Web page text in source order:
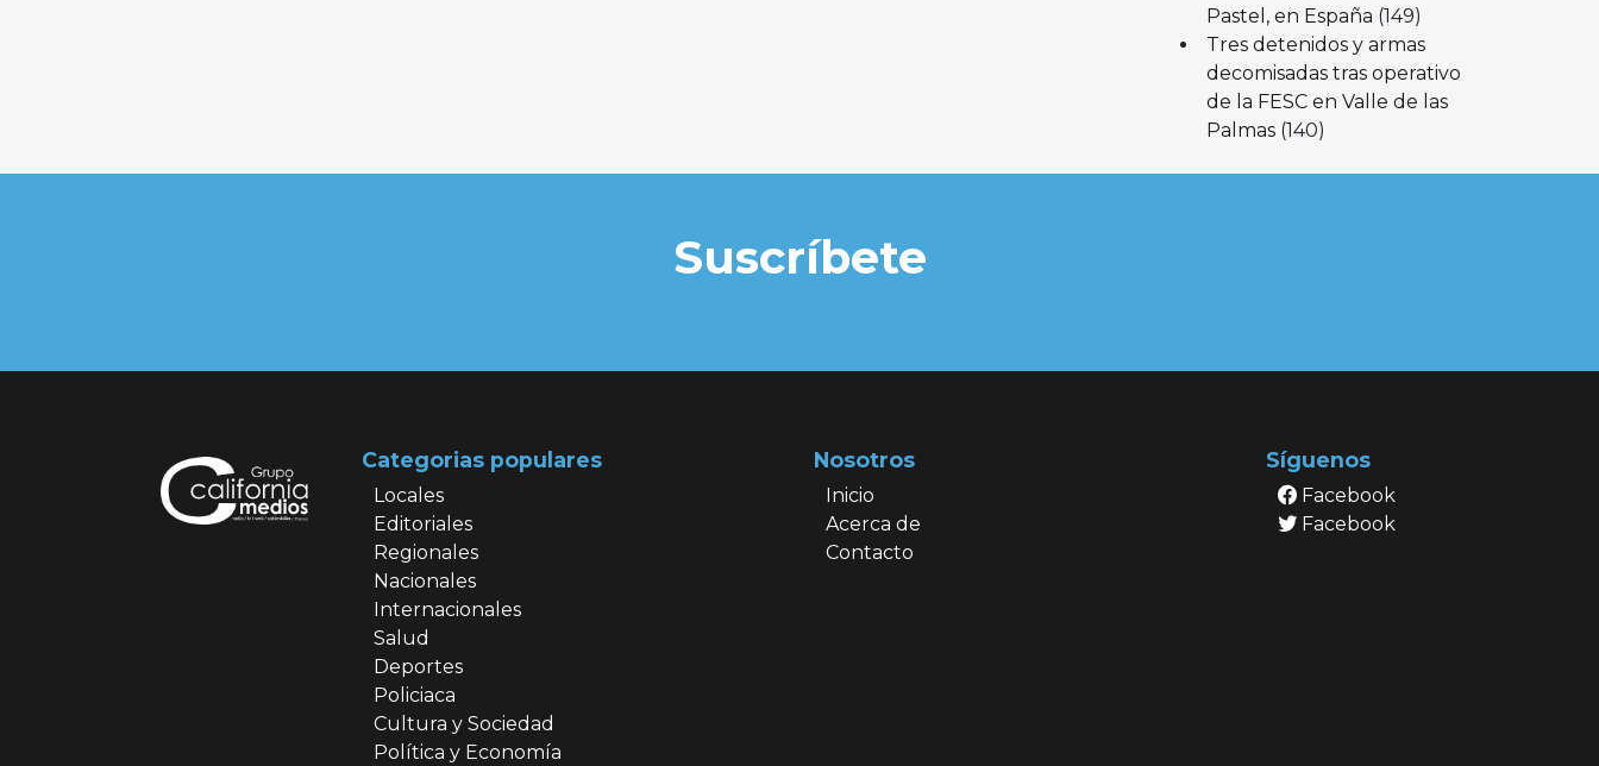
Pastel, en España (149)
Tres detenidos y armas
decomisadas tras operativo
de la FESC en Valle de las
Palmas (140)
Suscríbete
Categorias populares
Locales
Editoriales
Regionales
Nacionales
Internacionales
Salud
Deportes
Policiaca
Cultura y Sociedad
Política y Economía
Nosotros
Inicio
Acerca de
Contacto
Síguenos
Facebook
Facebook